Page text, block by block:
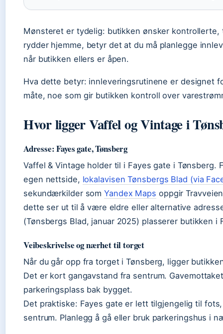
Mønsteret er tydelig: butikken ønsker kontrollerte,
rydder hjemme, betyr det at du må planlegge
når butikken ellers er åpen.
Hva dette betyr: innleveringsrutinene er designet
måte, noe som gir butikken kontroll over
Hvor ligger Vaffel og Vintage i
Adresse: Fayes gate, Tønsberg
Vaffel & Vintage holder til i Fayes gate i
egen nettside, lokalavisen Tønsbergs Blad (via
sekundærkilder somYandex Maps oppgir
dette ser ut til å være eldre eller alternative
(Tønsbergs Blad, januar 2025) plasserer butikken i
Veibeskrivelse og nærhet til torget
Når du går opp fra torget i Tønsberg, ligger
Det er kort gangavstand fra sentrum.
parkeringsplass bak bygget.
Det praktiske: Fayes gate er lett tilgjengelig til
sentrum. Planlegg å gå eller bruk parkeringshus i